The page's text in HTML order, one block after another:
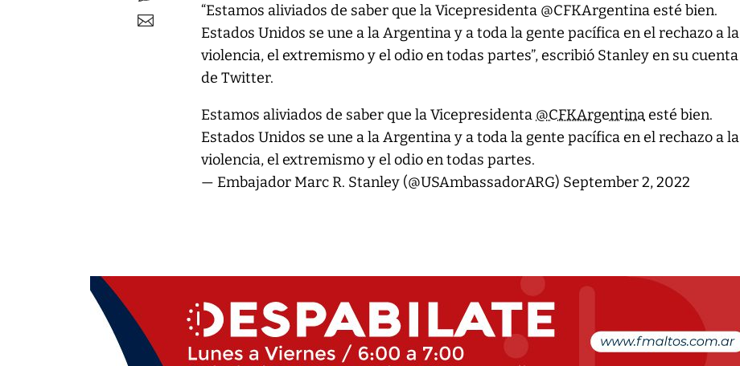
“Estamos aliviados de saber que la Vicepresidenta @CFKArgentina esté bien.
Estados Unidos se une a la Argentina y a toda la gente pacífica en el rechazo a la
violencia, el extremismo y el odio en todas partes”, escribió Stanley en su cuenta
de Twitter.
Estamos aliviados de saber que la Vicepresidenta @CFKArgentinaesté bien.
Estados Unidos se une a la Argentina y a toda la gente pacífica en el rechazo a la
violencia, el extremismo y el odio en todas partes.
— Embajador Marc R. Stanley (@USAmbassadorARG) September 2, 2022